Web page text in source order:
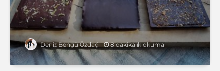
Deniz Bengü Özdağ 8 dakikalık okuma